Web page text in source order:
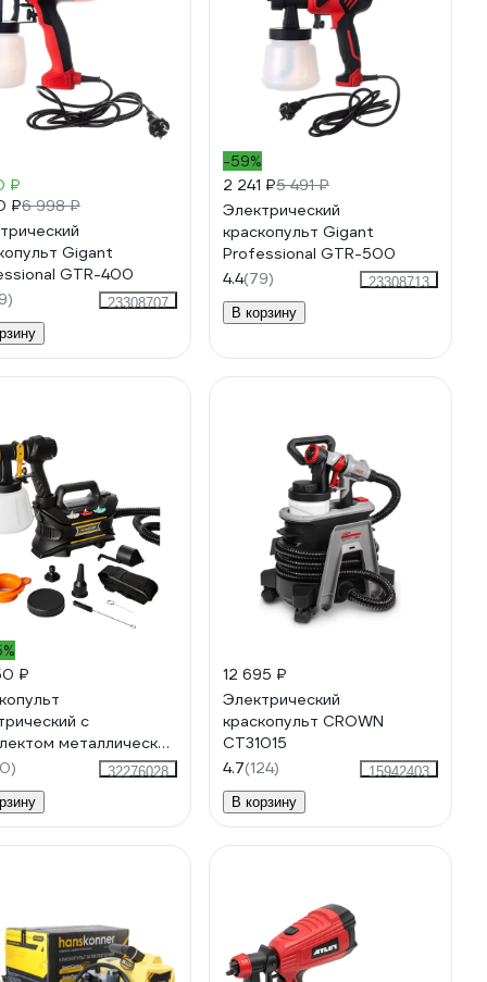
₽
₽6 998 ₽
Gigant
GTR-400
23308707
-59%
2 241 ₽5 491 ₽
Электрический
краскопульт Gigant
Professional GTR-500
4.4(79)
23308713
В корзину
₽
с
металлических
T 1000 DIY,
900мл/мин, 120din,
арт. 1231000
32276028
12 695 ₽
Электрический
краскопульт CROWN
CT31015
4.7(124)
15942403
В корзину